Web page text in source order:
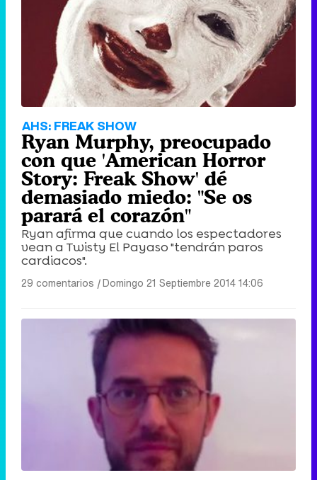
AHS: FREAK SHOW
Ryan Murphy, preocupado
con que 'American Horror
Story: Freak Show' dé
demasiado miedo: "Se os
parará el corazón"
Ryan afirma que cuando los espectadores
vean a Twisty El Payaso "tendrán paros
cardiacos".
29 comentarios |Domingo 21 Septiembre 2014 14:06